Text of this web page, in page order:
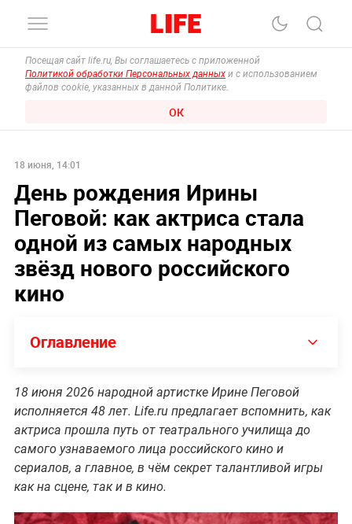
Посещая сайт life.ru, Вы соглашаетесь с приложенной
Политикой обработки Персональных данных и с использованием
файлов cookie, указанных в данной Политике.
ОК
18 июня, 14:01
День рождения Ирины
Пеговой: как актриса стала
одной из самых народных
звёзд нового российского
кино
Оглавление
18 июня 2026 народной артистке Ирине Пеговой
исполняется 48 лет. Life.ru предлагает вспомнить, как
актриса прошла путь от театрального училища до
самого узнаваемого лица российского кино и
сериалов, а главное, в чём секрет талантливой игры
как на сцене, так и в кино.